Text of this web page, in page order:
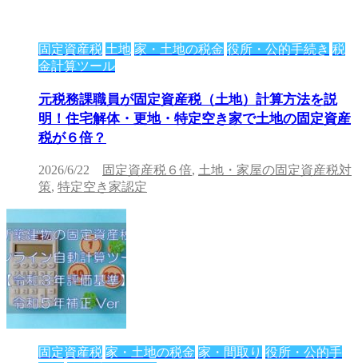
固定資産税 土地 家・土地の税金 役所・公的手続き 税
金計算ツール
元税務課職員が固定資産税（土地）計算方法を説
明！住宅解体・更地・特定空き家で土地の固定資産
税が６倍？
2026/6/22 固定資産税６倍, 土地・家屋の固定資産税対
策, 特定空き家認定
固定資産税 家・土地の税金 家・間取り 役所・公的手